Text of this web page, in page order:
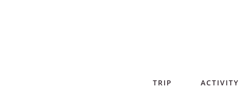
TRIP ACTIVITY